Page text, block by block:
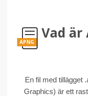
APNG
Vad är
En fil med tillägget
Graphics) är ett